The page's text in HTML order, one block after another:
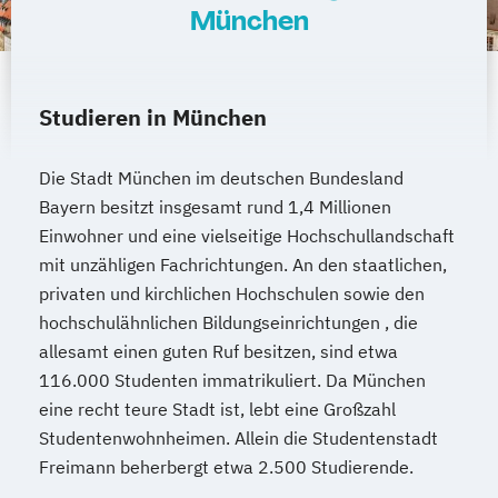
Virtual & Mixed Reality / Game
Wirtschaftsingenieurwesen (DE/EN)
Zukunftsmanagement
München
Studieren in München
Die Stadt München im deutschen Bundesland
Bayern besitzt insgesamt rund 1,4 Millionen
Einwohner und eine vielseitige Hochschullandschaft
mit unzähligen Fachrichtungen. An den staatlichen,
privaten und kirchlichen Hochschulen sowie den
hochschulähnlichen Bildungseinrichtungen , die
allesamt einen guten Ruf besitzen, sind etwa
116.000 Studenten immatrikuliert. Da München
eine recht teure Stadt ist, lebt eine Großzahl
Studentenwohnheimen. Allein die Studentenstadt
Freimann beherbergt etwa 2.500 Studierende.